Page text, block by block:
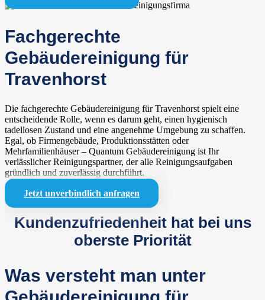
Fachgerechte
Gebäudereinigung für
Travenhorst
Die fachgerechte Gebäudereinigung für Travenhorst spielt eine
entscheidende Rolle, wenn es darum geht, einen hygienisch
tadellosen Zustand und eine angenehme Umgebung zu schaffen.
Egal, ob Firmengebäude, Produktionsstätten oder
Mehrfamilienhäuser – Quantum Gebäudereinigung ist Ihr
verlässlicher Reinigungspartner, der alle Reinigungsaufgaben
gründlich und zuverlässig durchführt.
Jetzt unverbindlich anfragen
Kundenzufriedenheit hat bei uns
oberste Priorität
Was versteht man unter